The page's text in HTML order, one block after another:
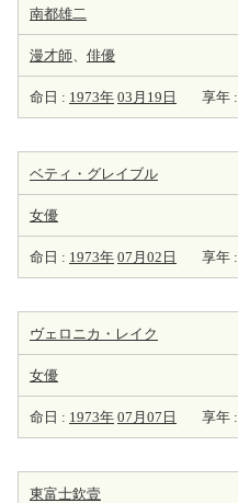
南都雄二
漫才師、 俳優
命日 : 1973年 03月19日 享年 :
ベティ・グレイブル
女優
命日 : 1973年 07月02日 享年 :
ヴェロニカ・レイク
女優
命日 : 1973年 07月07日 享年 :
東富士欽壹